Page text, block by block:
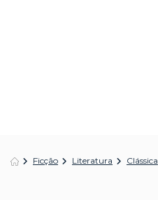
Ficção Literatura Clássica